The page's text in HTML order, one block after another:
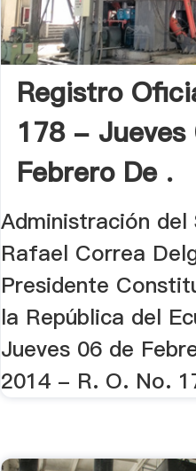
Registro
178 - Jueves
Febrero De .
Administración del
Rafael Correa
Presidente
la República del
Jueves 06 de
2014 - R. O. No.